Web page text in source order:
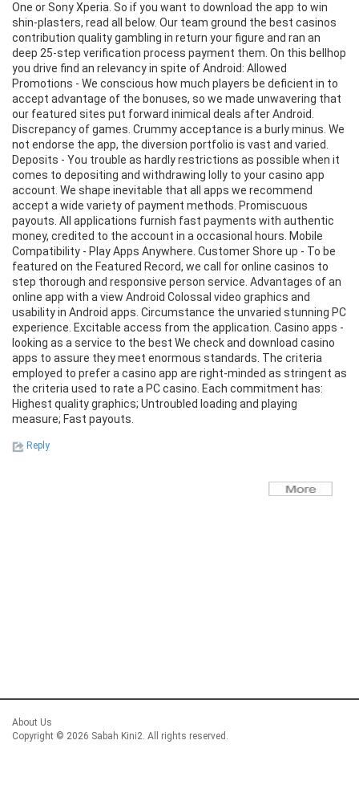
One or Sony Xperia. So if you want to download the app to win
shin-plasters, read all below. Our team ground the best casinos
contribution quality gambling in return your figure and ran an
deep 25-step verification process payment them. On this bellhop
you drive find an relevancy in spite of Android: Allowed
Promotions - We conscious how much players be deficient in to
accept advantage of the bonuses, so we made unwavering that
our featured sites put forward inimical deals after Android.
Discrepancy of games. Crummy acceptance is a burly minus. We
not endorse the app, the diversion portfolio is vast and varied.
Deposits - You trouble as hardly restrictions as possible when it
comes to depositing and withdrawing lolly to your casino app
account. We shape inevitable that all apps we recommend
accept a wide variety of payment methods. Promiscuous
payouts. All applications furnish fast payments with authentic
money, credited to the account in a occasional hours. Mobile
Compatibility - Play Apps Anywhere. Customer Shore up - To be
featured on the Featured Record, we call for online casinos to
step thorough and responsive person service. Advantages of an
online app with a view Android Colossal video graphics and
usability in Android apps. Circumstance the unvaried stunning PC
experience. Excitable access from the application. Casino apps -
looking as a service to the best We check and download casino
apps to assure they meet enormous standards. The criteria
employed to prefer a casino app are right-minded as stringent as
the criteria used to rate a PC casino. Each commitment has:
Highest quality graphics; Untroubled loading and playing
measure; Fast payouts.
Reply
About Us
Copyright © 2026 Sabah Kini2. All rights reserved.